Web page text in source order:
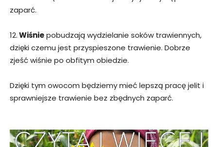
zaparć.
12.Wiśniepobudzają wydzielanie soków trawiennych,
dzięki czemu jest przyspieszone trawienie. Dobrze
zjeść wiśnie po obfitym obiedzie.
Dzięki tym owocom będziemy mieć lepszą pracę jelit i
sprawniejsze trawienie bez zbędnych zaparć.